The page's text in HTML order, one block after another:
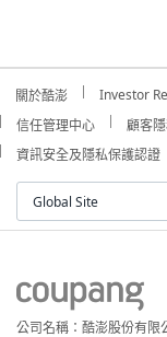
關於酷澎 Investor
信任管理中心
顧客
資訊安全及隱私保護認證
Global Site
公司名稱：酷澎股份有限